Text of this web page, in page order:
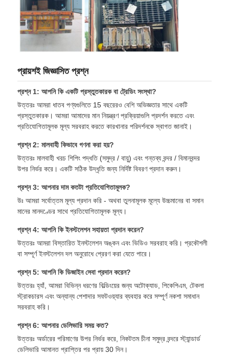
প্রায়শই জিজ্ঞাসিত প্রশ্ন
প্রশ্ন 1: আপনি কি একটি প্রস্তুতকারক বা ট্রেডিং সংস্থা?
উত্তরঃ আমরা ধাতব পণ্যগুলিতে 15 বছরেরও বেশি অভিজ্ঞতার সাথে একটি
প্রস্তুতকারক। আমরা আমাদের মান নিয়ন্ত্রণ প্রক্রিয়াগুলি প্রদর্শন করতে এবং
প্রতিযোগিতামূলক মূল্য সরবরাহ করতে কারখানার পরিদর্শনকে স্বাগত জানাই।
প্রশ্ন 2: মালবাহী কিভাবে গণনা করা হয়?
উত্তরঃ মালবাহী খরচ শিপিং পদ্ধতি (সমুদ্র / বায়ু) এবং গন্তব্য বন্দর / বিমানবন্দর
উপর নির্ভর করে। একটি সঠিক উদ্ধৃতি জন্য নির্দিষ্ট বিবরণ প্রদান করুন।
প্রশ্ন 3: আপনার দাম কতটা প্রতিযোগিতামূলক?
উঃ আমরা সর্বোত্তম মূল্য প্রদান করি - অথবা তুলনামূলক মূল্যে উচ্চমানের বা সমান
মানের মানদণ্ডের সাথে প্রতিযোগিতামূলক মূল্য।
প্রশ্ন 4: আপনি কি ইনস্টলেশন সহায়তা প্রদান করেন?
উত্তরঃ আমরা বিস্তারিত ইনস্টলেশন অঙ্কন এবং ভিডিও সরবরাহ করি। প্রকৌশলী
বা সম্পূর্ণ ইনস্টলেশন দল অনুরোধে প্রেরণ করা যেতে পারে।
প্রশ্ন 5: আপনি কি ডিজাইন সেবা প্রদান করেন?
উত্তরঃ হ্যাঁ, আমরা বিভিন্ন ধরণের বিল্ডিংয়ের জন্য অটোক্যাড, পিকেপিএম, টেকলা
স্ট্রাকচারস এবং অন্যান্য পেশাদার সফটওয়্যার ব্যবহার করে সম্পূর্ণ নকশা সমাধান
সরবরাহ করি।
প্রশ্ন 6: আপনার ডেলিভারি সময় কত?
উত্তরঃ অর্ডারের পরিমাণের উপর নির্ভর করে, নিকটতম চীনা সমুদ্র বন্দরে স্ট্যান্ডার্ড
ডেলিভারি আমানত প্রাপ্তির পর প্রায় 30 দিন।